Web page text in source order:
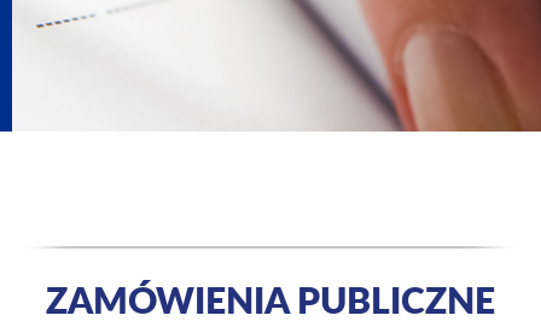
ZAMÓWIENIA PUBLICZNE